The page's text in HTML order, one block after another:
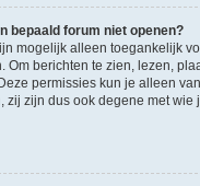
bepaald forum niet openen?
mogelijk alleen toegankelijk
Om berichten te zien, lezen,
permissies kun je alleen
zij zijn dus ook degene met wie